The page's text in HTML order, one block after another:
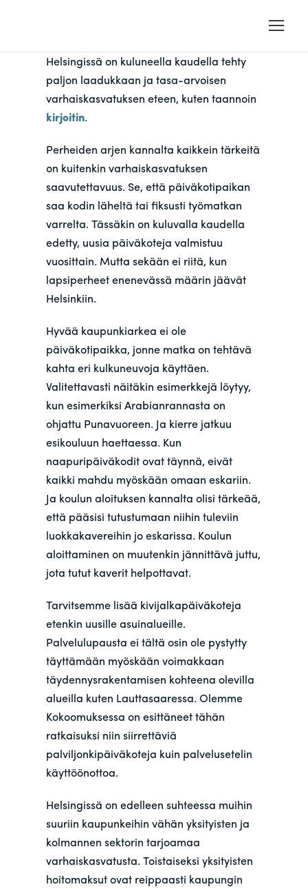
Helsingissä on kuluneella kaudella tehty
paljon laadukkaan ja tasa-arvoisen
varhaiskasvatuksen eteen, kuten taannoin
kirjoitin.
Perheiden arjen kannalta kaikkein tärkeitä
on kuitenkin varhaiskasvatuksen
saavutettavuus. Se, että päiväkotipaikan
saa kodin läheltä tai fiksusti työmatkan
varrelta. Tässäkin on kuluvalla kaudella
edetty, uusia päiväkoteja valmistuu
vuosittain. Mutta sekään ei riitä, kun
lapsiperheet enenevässä määrin jäävät
Helsinkiin.
Hyvää kaupunkiarkea ei ole
päiväkotipaikka, jonne matka on tehtävä
kahta eri kulkuneuvoja käyttäen.
Valitettavasti näitäkin esimerkkejä löytyy,
kun esimerkiksi Arabianrannasta on
ohjattu Punavuoreen. Ja kierre jatkuu
esikouluun haettaessa. Kun
naapuripäiväkodit ovat täynnä, eivät
kaikki mahdu myöskään omaan eskariin.
Ja koulun aloituksen kannalta olisi tärkeää,
että pääsisi tutustumaan niihin tuleviin
luokkakavereihin jo eskarissa. Koulun
aloittaminen on muutenkin jännittävä juttu,
jota tutut kaverit helpottavat.
Tarvitsemme lisää kivijalkapäiväkoteja
etenkin uusille asuinalueille.
Palvelulupausta ei tältä osin ole pystytty
täyttämään myöskään voimakkaan
täydennysrakentamisen kohteena olevilla
alueilla kuten Lauttasaaressa. Olemme
Kokoomuksessa on esittäneet tähän
ratkaisuksi niin siirrettäviä
palviljonkipäiväkoteja kuin palvelusetelin
käyttöönottoa.
Helsingissä on edelleen suhteessa muihin
suuriin kaupunkeihin vähän yksityisten ja
kolmannen sektorin tarjoamaa
varhaiskasvatusta. Toistaiseksi yksityisten
hoitomaksut ovat reippaasti kaupungin